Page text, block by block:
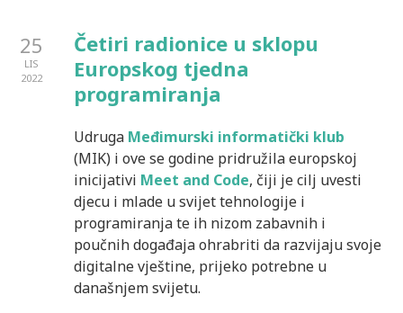
25
LIS
2022
Četiri radionice u sklopu
Europskog tjedna
programiranja
Udruga Međimurski informatički klub
(MIK) i ove se godine pridružila europskoj
inicijativi Meet and Code, čiji je cilj uvesti
djecu i mlade u svijet tehnologije i
programiranja te ih nizom zabavnih i
poučnih događaja ohrabriti da razvijaju svoje
digitalne vještine, prijeko potrebne u
današnjem svijetu.